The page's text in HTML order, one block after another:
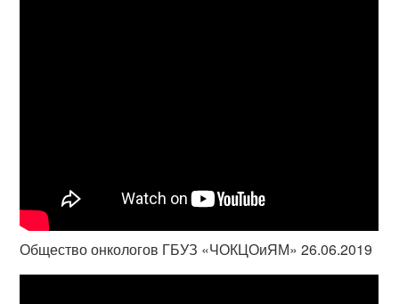
Общество онкологов ГБУЗ «ЧОКЦОиЯМ» 26.06.2019